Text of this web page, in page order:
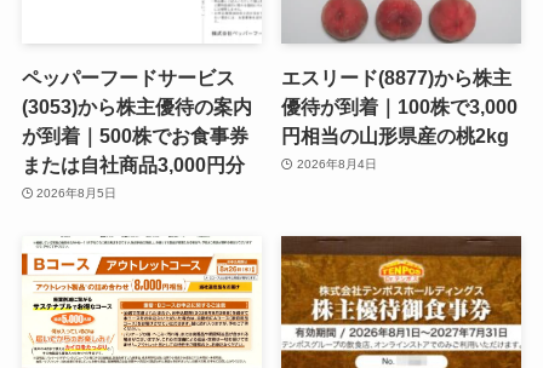
ペッパーフードサービス
(3053)から株主優待の案内
が到着｜500株でお食事券
または自社商品3,000円分
2026年8月5日
エスリード(8877)から株主
優待が到着｜100株で3,000
円相当の山形県産の桃2kg
2026年8月4日